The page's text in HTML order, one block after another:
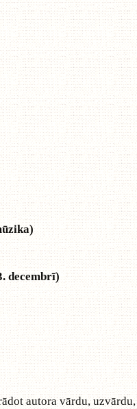
decembrī)
autora vārdu,